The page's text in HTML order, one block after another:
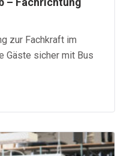
zur Fachkraft im
Gäste sicher mit Bus